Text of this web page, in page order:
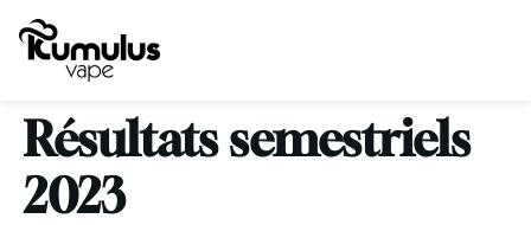
Résultats semestriels
2023